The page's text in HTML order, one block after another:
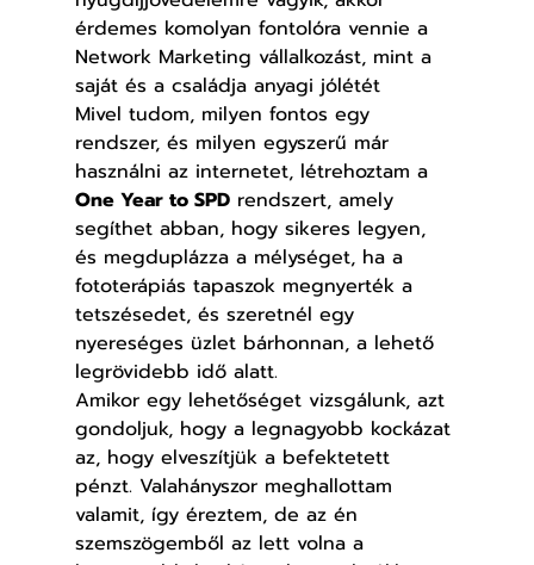
érdemes komolyan fontolóra vennie a
Network Marketing vállalkozást, mint a
saját és a családja anyagi jólétét
Mivel tudom, milyen fontos egy
rendszer, és milyen egyszerű már
használni az internetet, létrehoztam a
One Year to SPD rendszert, amely
segíthet abban, hogy sikeres legyen,
és megduplázza a mélységet, ha a
fototerápiás tapaszok megnyerték a
tetszésedet, és szeretnél egy
nyereséges üzlet bárhonnan, a lehető
legrövidebb idő alatt.
Amikor egy lehetőséget vizsgálunk, azt
gondoljuk, hogy a legnagyobb kockázat
az, hogy elveszítjük a befektetett
pénzt. Valahányszor meghallottam
valamit, így éreztem, de az én
szemszögemből az lett volna a